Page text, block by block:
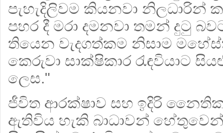
පැහැදිලිවම කියනවා නිලධාරින්
පහර දී මරා දමනවා තමන් දුටු
තියෙන වැදගත්කම නිසාම
කෙරුවා සාක්ෂිකාර රැඳවියාට
ලෙස."
ජීවිත ආරක්ෂාව සහ ඉදිරි
ඇතිවිය හැකි බාධාවන්